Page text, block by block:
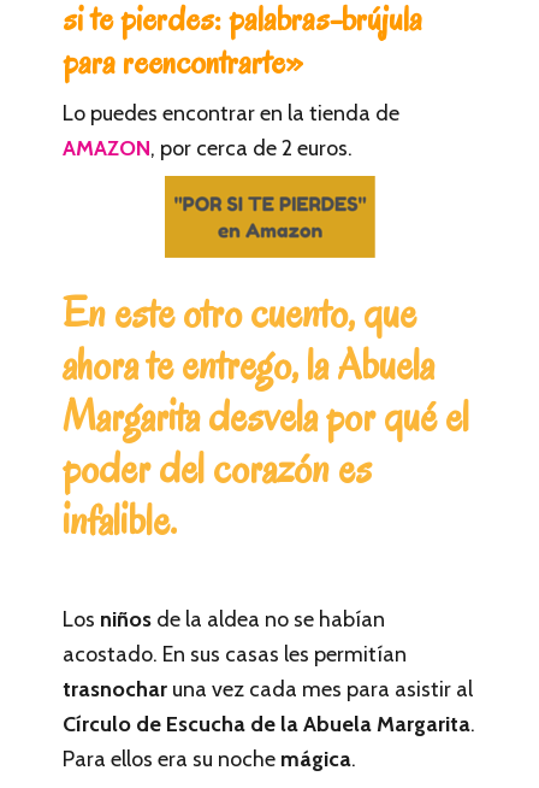
si te pierdes: palabras-brújula
para reencontrarte»
Lo puedes encontrar en la tienda de
AMAZON, por cerca de 2 euros.
En este otro cuento, que
ahora te entrego, la Abuela
Margarita desvela por qué el
poder del corazón es
infalible.
Los niños de la aldea no se habían
acostado. En sus casas les permitían
trasnochar una vez cada mes para asistir al
Círculo de Escucha de la Abuela Margarita.
Para ellos era su noche mágica.